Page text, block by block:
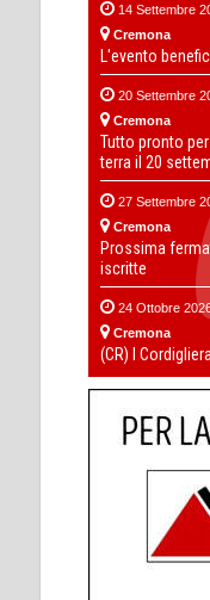
14 Settembre
Cremona
L'evento
20 Settembre
Cremona
Tutto pronto per
terra il 20
27 Settembre
Cremona
Prossima
iscritte
24 Ottobre
Cremona
(CR) I